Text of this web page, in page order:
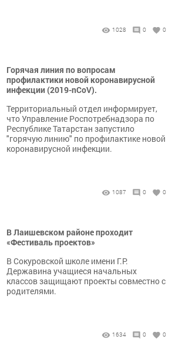
1028 0 0
Горячая линия по вопросам
профилактики новой коронавирусной
инфекции (2019-nCoV).
Территориальный отдел информирует,
что Управление Роспотребнадзора по
Республике Татарстан запустило
"горячую линию" по профилактике новой
коронавирусной инфекции.
1087 0 0
В Лаишевском районе проходит
«Фестиваль проектов»
В Сокуровской школе имени Г.Р.
Державина учащиеся начальных
классов защищают проекты совместно с
родителями.
1634 0 0